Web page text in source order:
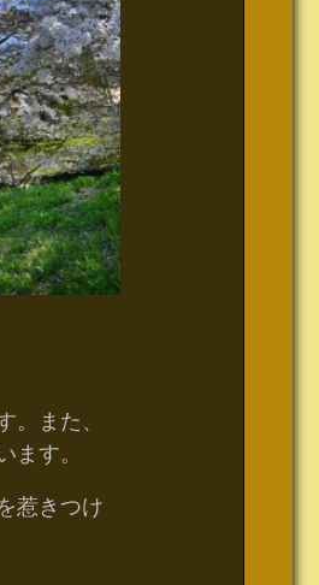
。また、
ます。
惹きつけ